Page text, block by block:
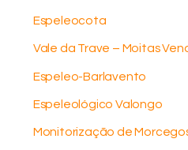
Espeleocota
Vale da Trave – Moitas
Espeleo-Barlavento
Espeleológico Valongo
Monitorização de